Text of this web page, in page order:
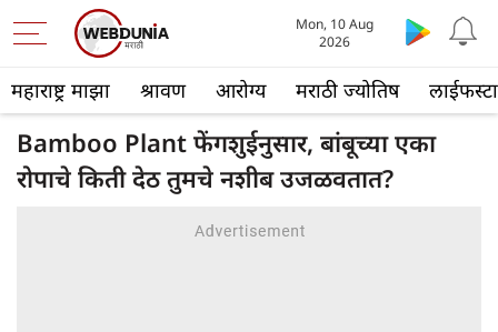
महाराष्ट्र माझा श्रावण आरोग्य मराठी ज्योतिष
Mon, 10 Aug
2026
Bamboo Plant फेंगशुईनुसार, बांबूच्या एका
रोपाचे किती देठ तुमचे नशीब उजळवतात?